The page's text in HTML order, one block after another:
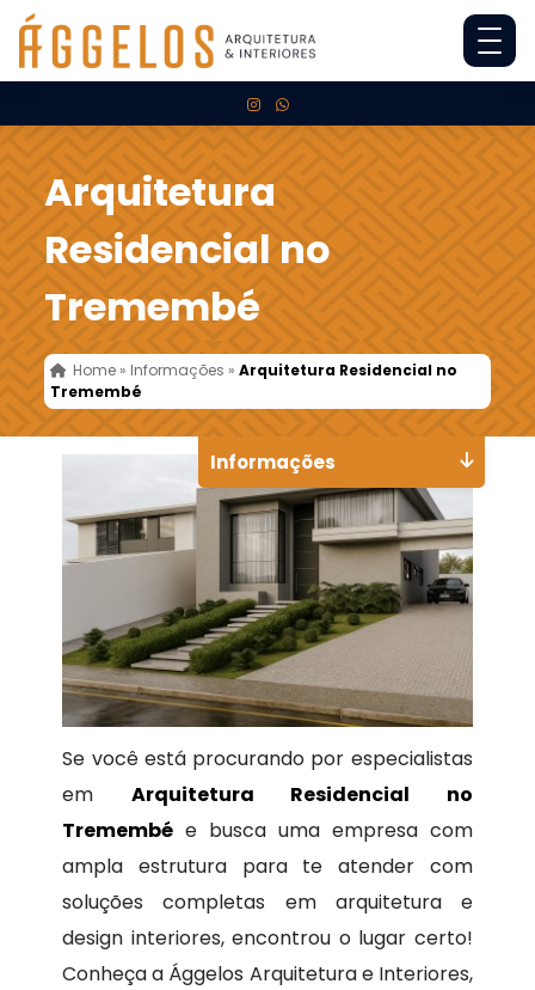
Arquitetura
Residencial no
Tremembé
Home » Informações »Arquitetura Residencial no
Tremembé
Se você está procurando por especialistas
em Arquitetura Residencial no
Tremembé e busca uma empresa com
ampla estrutura para te atender com
soluções completas em arquitetura e
design interiores, encontrou o lugar certo!
Conheça a Ággelos Arquitetura e Interiores,
Informações